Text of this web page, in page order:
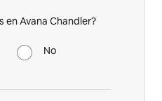
en Avana Chandler?
No